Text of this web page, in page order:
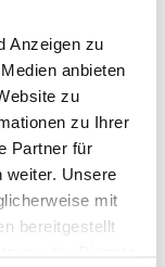
Anzeigen zu
anbieten
zu
zu Ihrer
Partner für
weiter. Unsere
mit
bereitgestellt
% kurz vor
%).
harten Fakten
schließen, ob